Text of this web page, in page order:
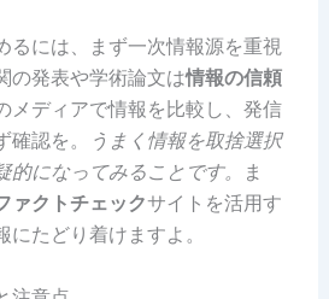
るには、まず一次情報源を重視
の発表や学術論文は情報の信頼
メディアで情報を比較し、発信
認を。
うまく情報を取捨選択
になってみることです。
ま
ァクトチェックサイトを活用す
たどり着けますよ。